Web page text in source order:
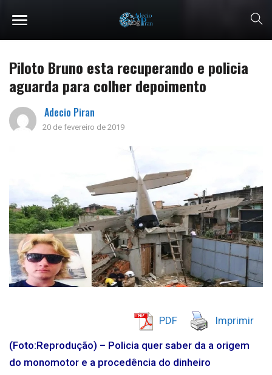
Piloto Bruno esta recuperando e policia
aguarda para colher depoimento
Adecio Piran
20 de fevereiro de 2019
PDF Imprimir
(Foto:Reprodução) – Policia quer saber da a origem
do monomotor e a procedência do dinheiro